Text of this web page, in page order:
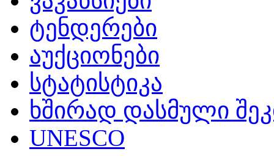
ტენდერები
აუქციონები
სტატისტიკა
ხშირად დასმული
UNESCO